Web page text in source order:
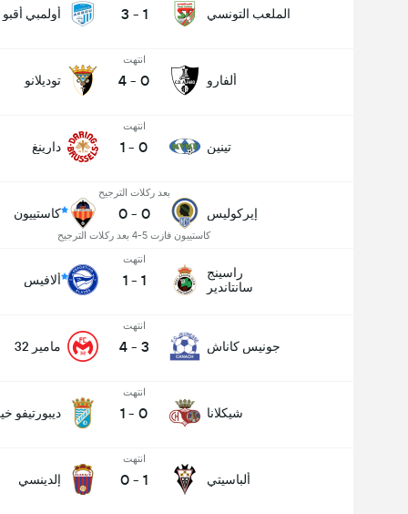
الملعب التونسي 1
-
3 أولمبي أقبو
ألفارو
انتهت
0
-
4 توديلانو
تينين
انتهت
0
-
1 دارينغ
إيركوليس
بعد ركلات الترجيح
0
-
0
كاستييون فازت 5-4 بعد ركلات الترجيح
كاستييون
راسينج
سانتاندير
انتهت
1
-
1 ألافيس
جونيس كاناش
انتهت
3
-
4 مامير 32
شيكلانا
انتهت
0
-
1 ديبورتيفو
ألباسيتي
انتهت
1
-
0 إلدينسي